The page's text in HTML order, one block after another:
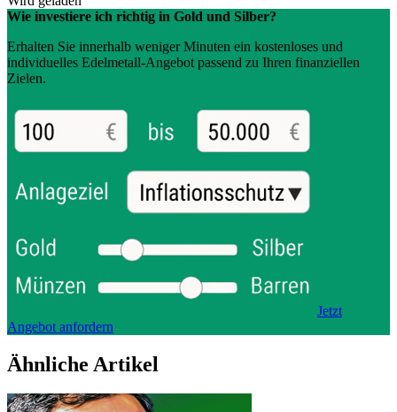
Wie investiere ich richtig in Gold und Silber?
Erhalten Sie innerhalb weniger Minuten ein kostenloses und
individuelles Edelmetall-Angebot passend zu Ihren finanziellen
Zielen.
Jetzt
Angebot anfordern
Ähnliche Artikel